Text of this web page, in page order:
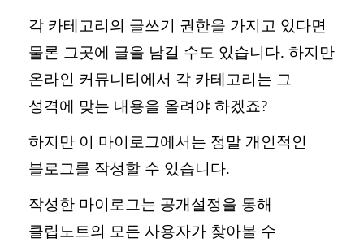
각 카테고리의 글쓰기 권한을 가지고 있다면
물론 그곳에 글을 남길 수도 있습니다. 하지만
온라인 커뮤니티에서 각 카테고리는 그
성격에 맞는 내용을 올려야 하겠죠?
하지만 이 마이로그에서는 정말 개인적인
블로그를 작성할 수 있습니다.
작성한 마이로그는 공개설정을 통해
클립노트의 모든 사용자가 찾아볼 수